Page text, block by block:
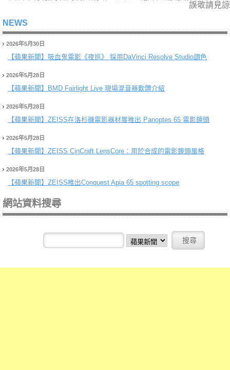
誤敬請見諒
NEWS
2026年5月30日
【蘋果新聞】 吸血鬼電影《夜巡》 採用DaVinci Resolve Studio調色
2026年5月28日
【蘋果新聞】 BMD Fairlight Live 現場混音器軟體介紹
2026年5月28日
【蘋果新聞】 ZEISS在洛杉磯電影器材展推出 Panoptes 65 電影鏡頭
2026年5月28日
【蘋果新聞】 ZEISS CinCraft LensCore：用於合成的電影鏡頭風格
2026年5月28日
【蘋果新聞】 ZEISS推出Conquest Apia 65 spotting scope
網站資料搜尋